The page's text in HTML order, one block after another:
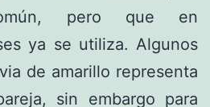
pero que en
ya se utiliza. Algunos
de amarillo representa
sin embargo para